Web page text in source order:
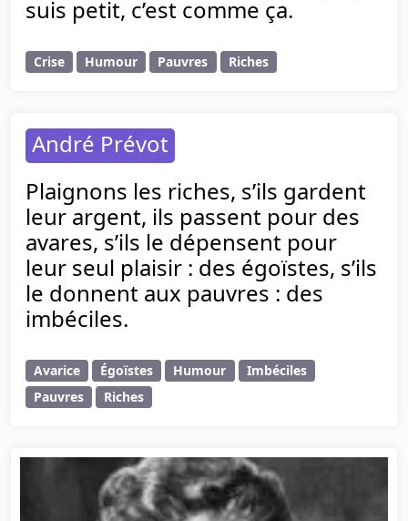
suis petit, c’est comme ça.
Crise Humour Pauvres Riches
André Prévot
Plaignons les riches, s’ils gardent
leur argent, ils passent pour des
avares, s’ils le dépensent pour
leur seul plaisir : des égoïstes, s’ils
le donnent aux pauvres : des
imbéciles.
Avarice Égoïstes Humour
Imbéciles
Pauvres
Riches